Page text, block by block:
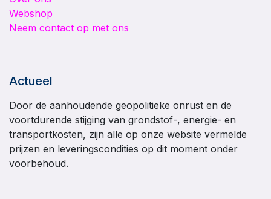
Webshop
Neem contact op met ons
Actueel
Door de aanhoudende geopolitieke onrust en de
voortdurende stijging van grondstof-, energie- en
transportkosten, zijn alle op onze website vermelde
prijzen en leveringscondities op dit moment onder
voorbehoud.